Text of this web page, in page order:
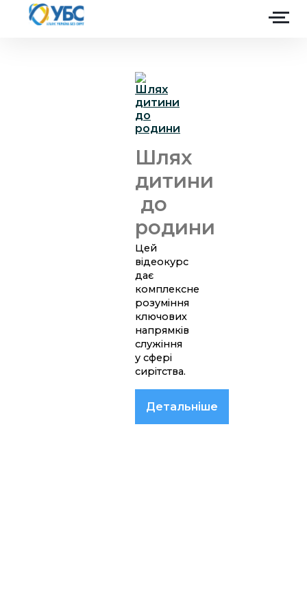
Про Альянс
Як допомогти
Долучитися
Шлях
дитини
до
родини
Цей
відеокурс
дає
комплексне
розуміння
ключових
напрямків
служіння
у сфері
сирітства.
Детальніше